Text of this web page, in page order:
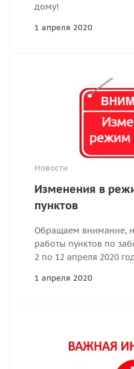
дому!
1 апреля 2020
Новости
Изменения в
пунктов
Обращаем внимание,
работы пунктов по
2 по 12 апреля 2020
1 апреля 2020